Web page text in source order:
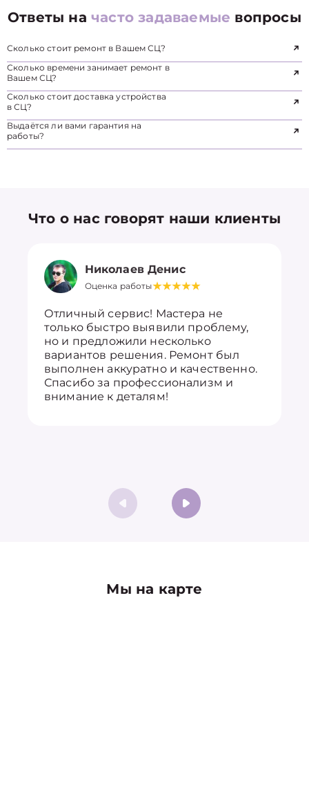
Ответы начасто задаваемые вопросы
Сколько стоит ремонт в Вашем СЦ?
Сколько времени занимает ремонт в
Вашем СЦ?
Сколько стоит доставка устройства
в СЦ?
Выдаётся ли вами гарантия на
работы?
Что о нас говорят наши клиенты
Николаев Денис
Оценка работы
Отличный сервис! Мастера не
только быстро выявили проблему,
но и предложили несколько
вариантов решения. Ремонт был
выполнен аккуратно и качественно.
Спасибо за профессионализм и
внимание к деталям!
Мы на карте